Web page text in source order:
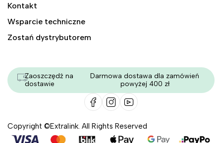
Kontakt
Wsparcie techniczne
Zostań dystrybutorem
Zaoszczędź na
dostawie
Darmowa dostawa dla zamówień
powyżej 400 zł
Copyright ©Extralink. All Rights Reserved